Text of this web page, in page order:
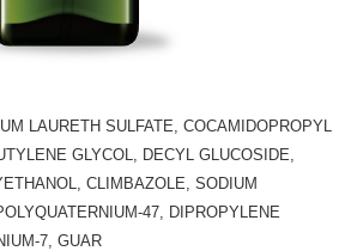
LAURETH SULFATE, COCAMIDOPROPYL
GLYCOL, DECYL GLUCOSIDE,
CLIMBAZOLE, SODIUM
47, DIPROPYLENE
7, GUAR